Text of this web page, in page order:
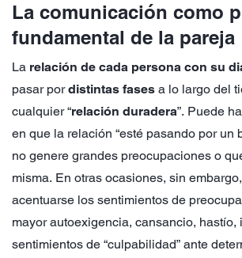
La comunicación como
fundamental de la pareja
La relación de cada persona con su
pasar pordistintas fases a lo largo del
cualquier “relación duradera”. Puede
en que la relación “esté pasando por un
no genere grandes preocupaciones o
misma. En otras ocasiones, sin
acentuarse los sentimientos de
mayor autoexigencia, cansancio, hastío,
sentimientos de “culpabilidad” ante